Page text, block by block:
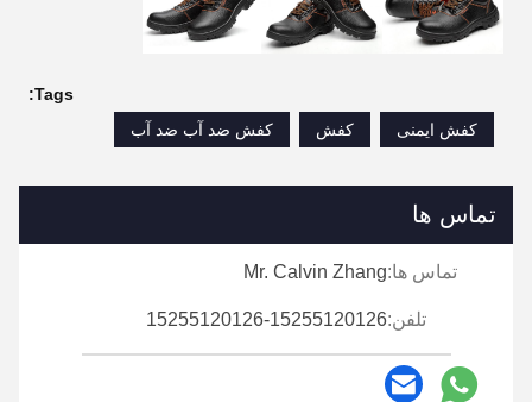
Tags:
کفش ایمنی
کفش کفش ضد آب ضد آب
تماس ها
تماس ها:Mr. Calvin Zhang
تلفن:15255120126-15255120126